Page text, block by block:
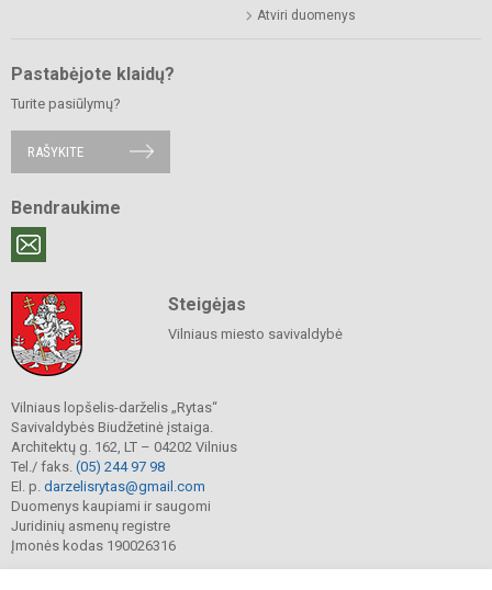
Atviri duomenys
Pastabėjote klaidų?
Turite pasiūlymų?
RAŠYKITE
Bendraukime
Steigėjas
Vilniaus miesto savivaldybė
Vilniaus lopšelis-darželis „Rytas“
Savivaldybės Biudžetinė įstaiga.
Architektų g. 162, LT – 04202 Vilnius
Tel./ faks. (05) 244 97 98
El. p. darzelisrytas@gmail.com
Duomenys kaupiami ir saugomi
Juridinių asmenų registre
Įmonės kodas 190026316